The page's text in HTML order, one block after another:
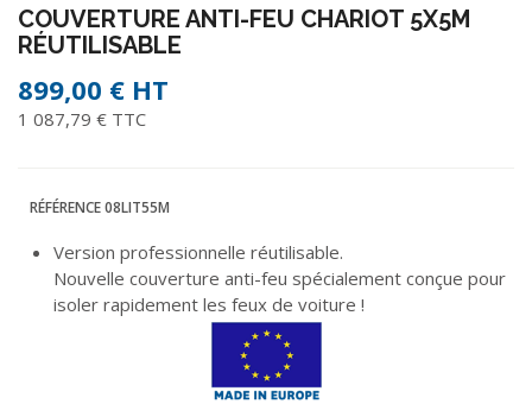
COUVERTURE ANTI-FEU CHARIOT 5X5M
RÉUTILISABLE
899,00 € HT
1 087,79 € TTC
RÉFÉRENCE08LIT55M
Version professionnelle réutilisable.
Nouvelle couverture anti-feu spécialement conçue pour
isoler rapidement les feux de voiture !